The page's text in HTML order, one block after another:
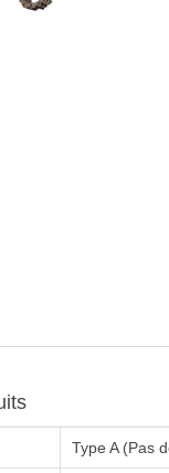
Type A (Pas